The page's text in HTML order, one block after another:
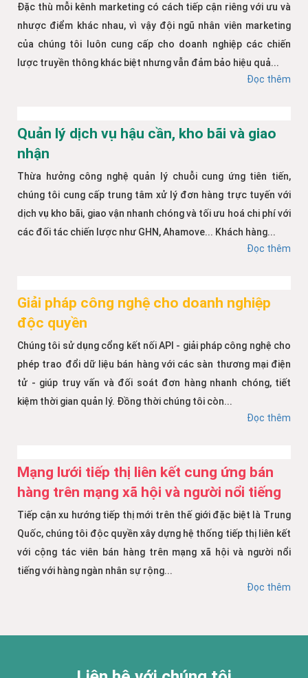
Đặc thù mỗi kênh marketing có cách tiếp cận riêng với ưu và
nhược điểm khác nhau, vì vậy đội ngũ nhân viên marketing
của chúng tôi luôn cung cấp cho doanh nghiệp các chiến
lược truyền thông khác biệt nhưng vẫn đảm bảo hiệu quả...
Đọc thêm
Quản lý dịch vụ hậu cần, kho bãi và giao
nhận
Thừa hưởng công nghệ quản lý chuỗi cung ứng tiên tiến,
chúng tôi cung cấp trung tâm xử lý đơn hàng trực tuyến với
dịch vụ kho bãi, giao vận nhanh chóng và tối ưu hoá chi phí với
các đối tác chiến lược như GHN, Ahamove... Khách hàng...
Đọc thêm
Giải pháp công nghệ cho doanh nghiệp
độc quyền
Chúng tôi sử dụng cổng kết nối API - giải pháp công nghệ cho
phép trao đổi dữ liệu bán hàng với các sàn thương mại điện
tử - giúp truy vấn và đối soát đơn hàng nhanh chóng, tiết
kiệm thời gian quản lý. Đồng thời chúng tôi còn...
Đọc thêm
Mạng lưới tiếp thị liên kết cung ứng bán
hàng trên mạng xã hội và người nổi tiếng
Tiếp cận xu hướng tiếp thị mới trên thế giới đặc biệt là Trung
Quốc, chúng tôi độc quyền xây dựng hệ thống tiếp thị liên kết
với cộng tác viên bán hàng trên mạng xã hội và người nổi
tiếng với hàng ngàn nhân sự rộng...
Đọc thêm